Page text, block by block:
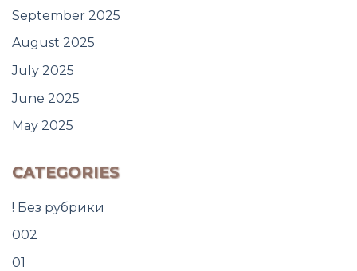
September 2025
August 2025
July 2025
June 2025
May 2025
CATEGORIES
! Без рубрики
002
01